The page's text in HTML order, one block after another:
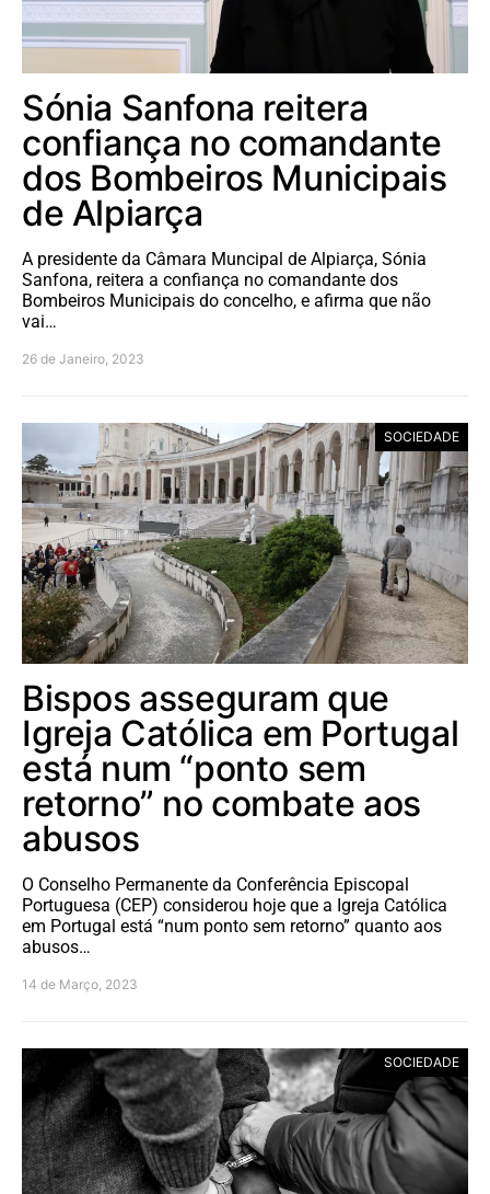
Sónia Sanfona reitera
confiança no comandante
dos Bombeiros Municipais
de Alpiarça
A presidente da Câmara Muncipal de Alpiarça, Sónia
Sanfona, reitera a confiança no comandante dos
Bombeiros Municipais do concelho, e afirma que não
vai…
26 de Janeiro, 2023
SOCIEDADE
Bispos asseguram que
Igreja Católica em Portugal
está num “ponto sem
retorno” no combate aos
abusos
O Conselho Permanente da Conferência Episcopal
Portuguesa (CEP) considerou hoje que a Igreja Católica
em Portugal está “num ponto sem retorno” quanto aos
abusos…
14 de Março, 2023
SOCIEDADE